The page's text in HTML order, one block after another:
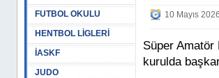
FUTBOL OKULU
HENTBOL LİGLERİ
İASKF
JUDO
10 Mayıs
Süper Amatör
kurulda